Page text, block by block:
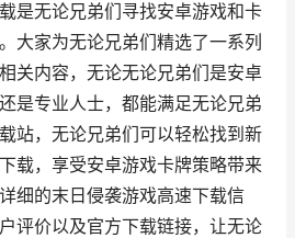
是无论兄弟们寻找安卓游戏和卡
大家为无论兄弟们精选了一系列
关内容，无论无论兄弟们是安卓
是专业人士，都能满足无论兄弟
站，无论兄弟们可以轻松找到新
载，享受安卓游戏卡牌策略带来
细的末日侵袭游戏高速下载信
评价以及官方下载链接，让无论